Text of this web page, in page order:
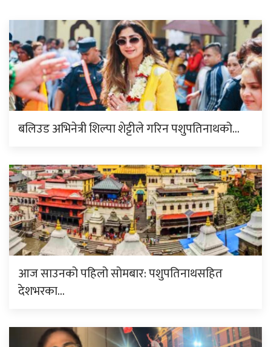
बलिउड अभिनेत्री शिल्पा शेट्टीले गरिन पशुपतिनाथको…
आज साउनको पहिलो सोमबार: पशुपतिनाथसहित
देशभरका…